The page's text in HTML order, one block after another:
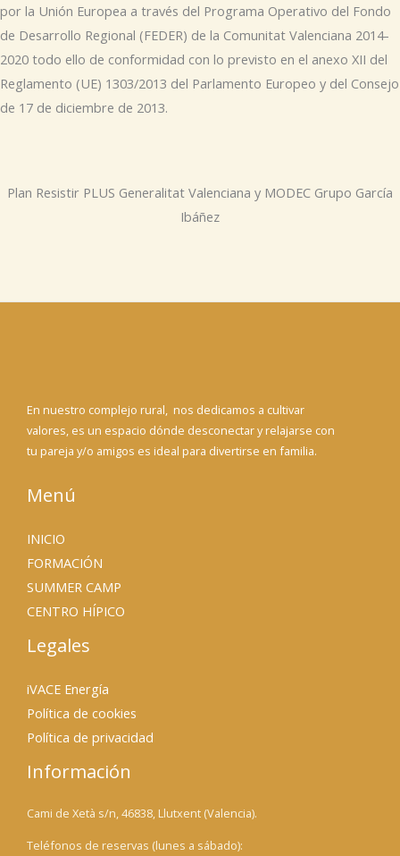
por la Unión Europea a través del Programa Operativo del Fondo
de Desarrollo Regional (FEDER) de la Comunitat Valenciana 2014-
2020 todo ello de conformidad con lo previsto en el anexo XII del
Reglamento (UE) 1303/2013 del Parlamento Europeo y del Consejo
de 17 de diciembre de 2013.
Plan Resistir PLUS Generalitat Valenciana y MODEC Grupo García
Ibáñez
En nuestro complejo rural, nos dedicamos a cultivar
valores, es un espacio dónde desconectar y relajarse con
tu pareja y/o amigos es ideal para divertirse en familia.
Menú
INICIO
FORMACIÓN
SUMMER CAMP
CENTRO HÍPICO
Legales
iVACE Energía
Política de cookies
Política de privacidad
Información
Cami de Xetà s/n, 46838, Llutxent (Valencia).
Teléfonos de reservas (lunes a sábado):